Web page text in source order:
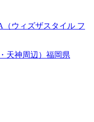
ウィズザスタイル フ
天神周辺） 福岡県